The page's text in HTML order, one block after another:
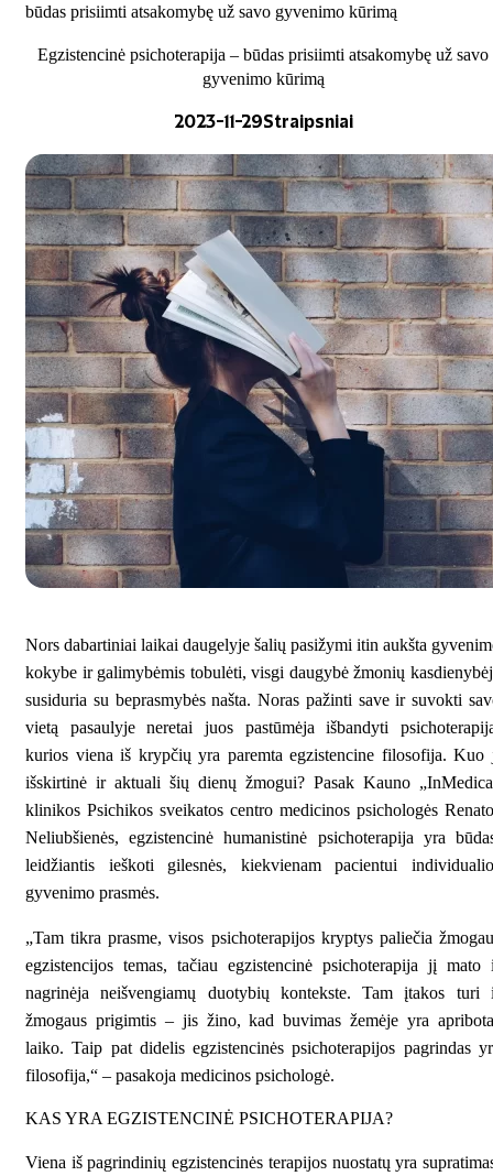
būdas prisiimti atsakomybę už savo gyvenimo kūrimą
Egzistencinė psichoterapija – būdas prisiimti atsakomybę už savo
gyvenimo kūrimą
2023-11-29Straipsniai
Nors dabartiniai laikai daugelyje šalių pasižymi itin aukšta
kokybe ir galimybėmis tobulėti, visgi daugybė žmonių
susiduria su beprasmybės našta. Noras pažinti save ir suvokti
vietą pasaulyje neretai juos pastūmėja išbandyti
kurios viena iš krypčių yra paremta egzistencine filosofija. Kuo
išskirtinė ir aktuali šių dienų žmogui? Pasak Kauno
klinikos Psichikos sveikatos centro medicinos psichologės
Neliubšienės, egzistencinė humanistinė psichoterapija yra
leidžiantis ieškoti gilesnės, kiekvienam pacientui
gyvenimo prasmės.
„Tam tikra prasme, visos psichoterapijos kryptys paliečia
egzistencijos temas, tačiau egzistencinė psichoterapija jį mato
nagrinėja neišvengiamų duotybių kontekste. Tam įtakos turi
žmogaus prigimtis – jis žino, kad buvimas žemėje yra
laiko. Taip pat didelis egzistencinės psichoterapijos pagrindas
filosofija,“ – pasakoja medicinos psichologė.
KAS YRA EGZISTENCINĖ PSICHOTERAPIJA?
Viena iš pagrindinių egzistencinės terapijos nuostatų yra